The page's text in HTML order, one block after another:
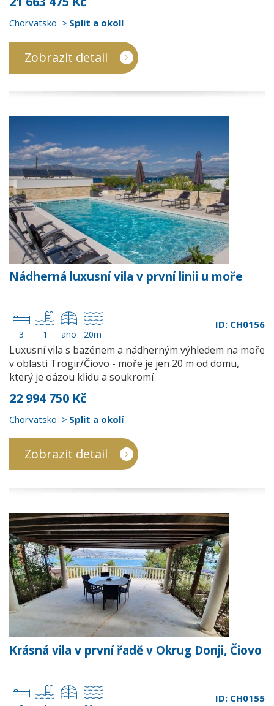
Chorvatsko Split a okolí
Zobrazit detail
Nádherná luxusní vila v první linii u moře
3 1 ano 20m
ID: CH0156
Luxusní vila s bazénem a nádherným výhledem na moře
v oblasti Trogir/Čiovo - moře je jen 20 m od domu,
který je oázou klidu a soukromí
22 994 750 Kč
Chorvatsko Split a okolí
Zobrazit detail
Krásná vila v první řadě v Okrug Donji, Čiovo
ID: CH0155